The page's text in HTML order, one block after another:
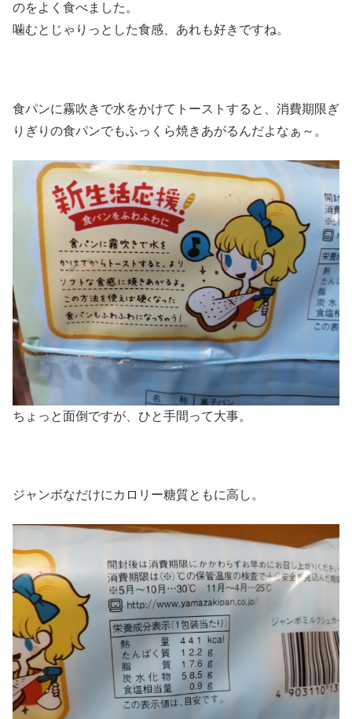
のをよく食べました。
噛むとじゃりっとした食感、あれも好きですね。
食パンに霧吹きで水をかけてトーストすると、消費期限ぎ
りぎりの食パンでもふっくら焼きあがるんだよなぁ～。
ちょっと面倒ですが、ひと手間って大事。
ジャンボなだけにカロリー糖質ともに高し。